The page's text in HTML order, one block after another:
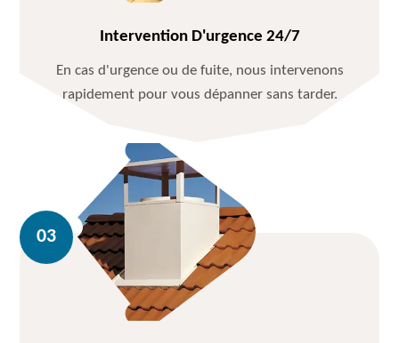
Intervention D'urgence 24/7
En cas d'urgence ou de fuite, nous intervenons
rapidement pour vous dépanner sans tarder.